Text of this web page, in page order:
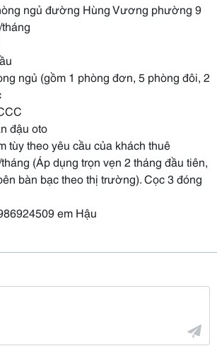
ngủ đường Hùng Vương phường 9
ngủ (gồm 1 phòng đơn, 5 phòng đôi, 2
đậu oto
tùy theo yêu cầu của khách thuê
(Áp dụng trọn vẹn 2 tháng đầu tiên,
bàn bạc theo thị trường). Cọc 3 đóng
em Hậu